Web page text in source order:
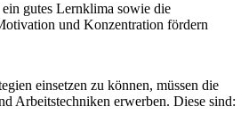
ein gutes Lernklima sowie die
und Konzentration fördern
einsetzen zu können, müssen die
Arbeitstechniken erwerben. Diese sind: